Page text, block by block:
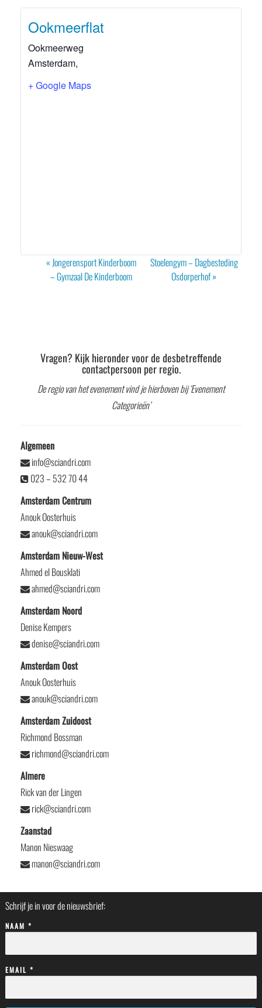
Ookmeerflat
Ookmeerweg
Amsterdam,
+ Google Maps
Evenement
Navigatie
«Jongerensport Kinderboom
– Gymzaal De Kinderboom
Stoelengym – Dagbesteding
Osdorperhof»
Vragen? Kijk hieronder voor de desbetreffende
contactpersoon per regio.
De regio van het evenement vind je hierboven bij ‘Evenement
Categorieën’
Algemeen
info@sciandri.com
023 – 532 70 44
Amsterdam Centrum
Anouk Oosterhuis
anouk@sciandri.com
Amsterdam Nieuw-West
Ahmed el Bousklati
ahmed@sciandri.com
Amsterdam Noord
Denise Kempers
denise@sciandri.com
Amsterdam Oost
Anouk Oosterhuis
anouk@sciandri.com
Amsterdam Zuidoost
Richmond Bossman
richmond@sciandri.com
Almere
Rick van der Lingen
rick@sciandri.com
Zaanstad
Manon Nieswaag
manon@sciandri.com
Schrijf je in voor de nieuwsbrief:
NAAM *
EMAIL *